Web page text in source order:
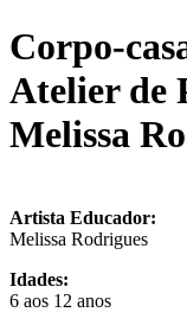
Corpo-
Atelier de
Melissa
Artista Educador:
Melissa Rodrigues
Idades:
6 aos 12 anos